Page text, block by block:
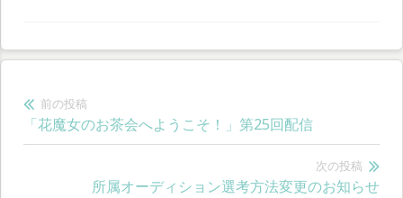
投
稿
前の投稿
前
の
「花魔女のお茶会へようこそ！」第25回配信
次の投稿
次
所属オーディション選考方法変更のお知らせ